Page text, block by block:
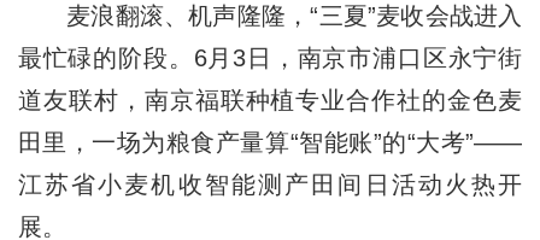
麦浪翻滚、机声隆隆，“三夏”麦收会战进入
最忙碌的阶段。6月3日，南京市浦口区永宁街
道友联村，南京福联种植专业合作社的金色麦
田里，一场为粮食产量算“智能账”的“大考”——
江苏省小麦机收智能测产田间日活动火热开
展。